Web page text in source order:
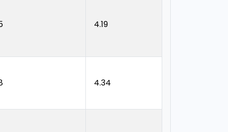
4.19
4.34